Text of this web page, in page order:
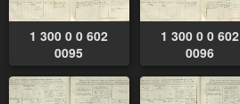
1 300 0 0 602
0095
1 300 0 0 602
0096